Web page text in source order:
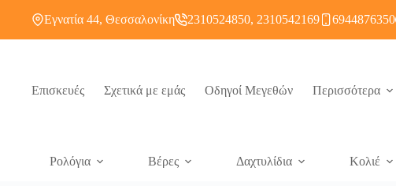
Εγνατία 44, Θεσσαλονίκη 2310524850, 2310542169 6944876350
Επισκευές Σχετικά με εμάς Οδηγοί Μεγεθών Περισσότερα
Ρολόγια Βέρες Δαχτυλίδια Κολιέ